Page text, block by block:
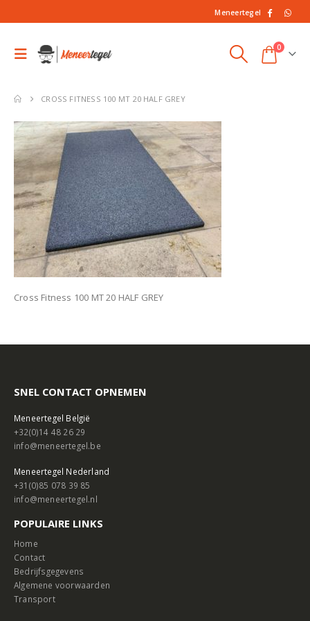
Meneertegel
0
CROSS FITNESS 100 MT 20 HALF GREY
Cross Fitness 100 MT 20 HALF GREY
SNEL CONTACT OPNEMEN
Meneertegel België
+32(0)14 48 26 29
info@meneertegel.be
Meneertegel Nederland
+31(0)85 078 39 85
info@meneertegel.nl
POPULAIRE LINKS
Home
Contact
Bedrijfsgegevens
Algemene voorwaarden
Transport